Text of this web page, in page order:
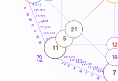
70
anni
61-62,5
62,5-63,5
63,5-64
66-67,5
67,5-68,5
68,5-69
71-72,5
72,5-73,5
73,5-74
76-77,5
77,5-78,5
78,5-79
14
7
7
18
11
11
22
10
17
5
6
16
10
5
7
11 12
19
5
21
65anni
75anni